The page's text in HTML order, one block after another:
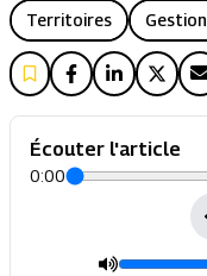
Territoires
Écouter l'article
0:00